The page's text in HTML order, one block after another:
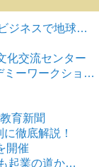
ジネスで地球…
化交流センター
ミーワークショ…
育新聞
徹底解説！
開催
起業の道か…